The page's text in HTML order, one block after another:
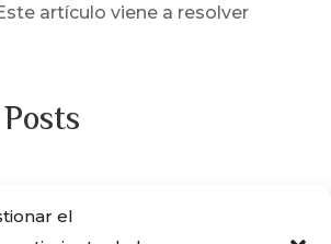
el
artículo viene a resolver
compró al IVIMA en el